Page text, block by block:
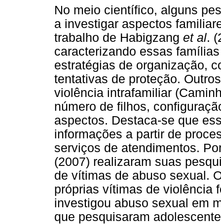
No meio científico, alguns
a investigar aspectos
trabalho de Habigzang et al.
caracterizando essas
estratégias de organização,
tentativas de proteção.
violência intrafamiliar
número de filhos,
aspectos. Destaca-se que
informações a partir de
serviços de atendimentos.
(2007) realizaram suas
de vítimas de abuso sexual.
próprias vítimas de violência
investigou abuso sexual em
que pesquisaram